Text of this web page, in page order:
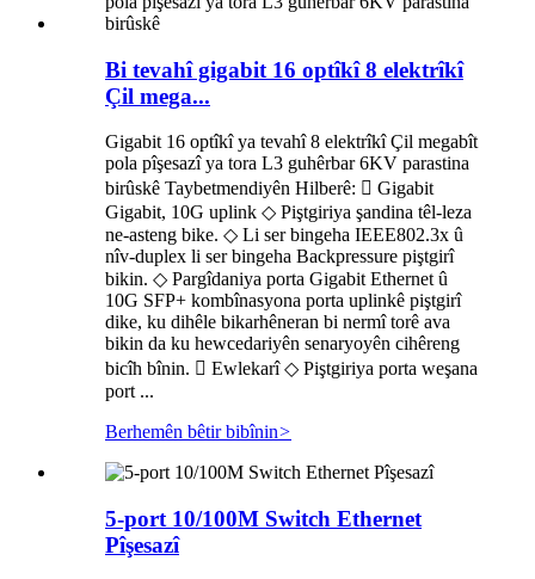
Bi tevahî gigabit 16 optîkî 8 elektrîkî
Çil mega...
Gigabit 16 optîkî ya tevahî 8 elektrîkî Çil megabît
pola pîşesazî ya tora L3 guhêrbar 6KV parastina
birûskê Taybetmendiyên Hilberê:  Gigabit
Gigabit, 10G uplink ◇ Piştgiriya şandina têl-leza
ne-asteng bike. ◇ Li ser bingeha IEEE802.3x û
nîv-duplex li ser bingeha Backpressure piştgirî
bikin. ◇ Pargîdaniya porta Gigabit Ethernet û
10G SFP+ kombînasyona porta uplinkê piştgirî
dike, ku dihêle bikarhêneran bi nermî torê ava
bikin da ku hewcedariyên senaryoyên cihêreng
bicîh bînin.  Ewlekarî ◇ Piştgiriya porta weşana
port ...
Berhemên bêtir bibînin>
5-port 10/100M Switch Ethernet
Pîşesazî